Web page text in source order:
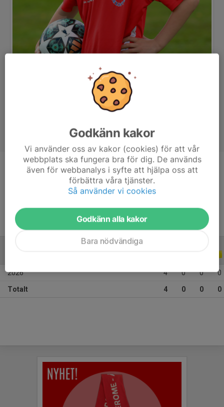
Position
-
10 år
2026 4 0 0 0
Totalt 4 0 0 0
Godkänn kakor
Vi använder oss av kakor (cookies) för att vår
webbplats ska fungera bra för dig. De används
även för webbanalys i syfte att hjälpa oss att
förbättra våra tjänster.
Så använder vi cookies
Godkänn alla kakor
Bara nödvändiga